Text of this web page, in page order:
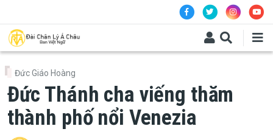
Đức Giáo Hoàng
Đức Thánh cha viếng thăm
thành phố nổi Venezia